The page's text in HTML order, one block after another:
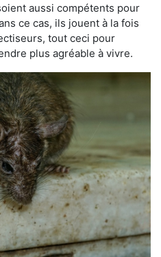
aussi compétents pour
ce cas, ils jouent à la fois
tout ceci pour
plus agréable à vivre.